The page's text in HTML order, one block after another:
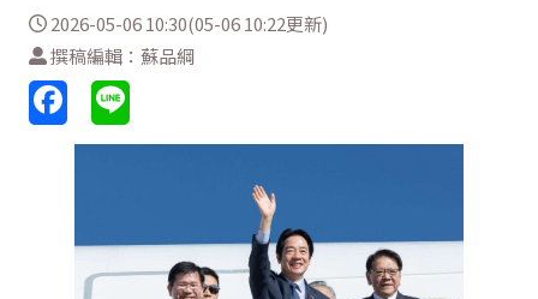
2026-05-06 10:30(05-06 10:22更新)
撰稿編輯：蘇品綱